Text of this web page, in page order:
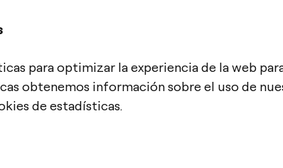
para optimizar la experiencia de la web
obtenemos información sobre el uso de
de estadísticas.